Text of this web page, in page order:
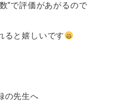
”で評価があがるので
ると嬉しいです
の先生へ